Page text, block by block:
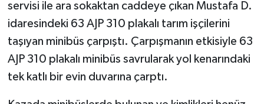
servisi ile ara sokaktan caddeye çıkan Mustafa D.
idaresindeki 63 AJP 310 plakalı tarım işçilerini
taşıyan minibüs çarpıştı. Çarpışmanın etkisiyle 63
AJP 310 plakalı minibüs savrularak yol kenarındaki
tek katlı bir evin duvarına çarptı.